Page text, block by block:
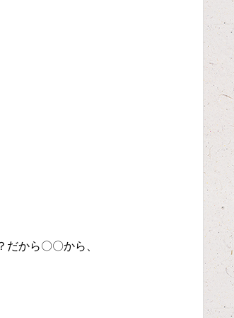
から〇〇から、